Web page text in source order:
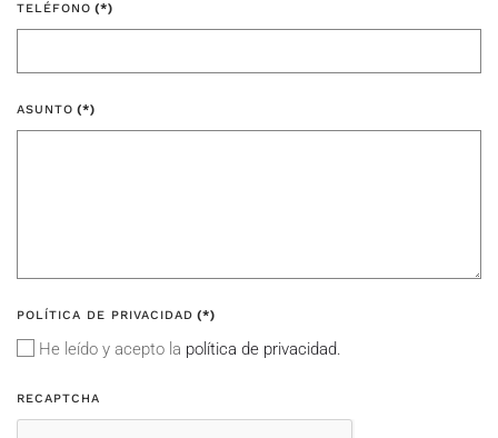
TELÉFONO (*)
ASUNTO (*)
POLÍTICA DE PRIVACIDAD (*)
He leído y acepto la política de privacidad.
RECAPTCHA